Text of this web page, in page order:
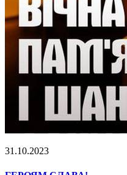
31.10.2023